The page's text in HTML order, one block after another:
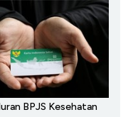
BPJS Kesehatan